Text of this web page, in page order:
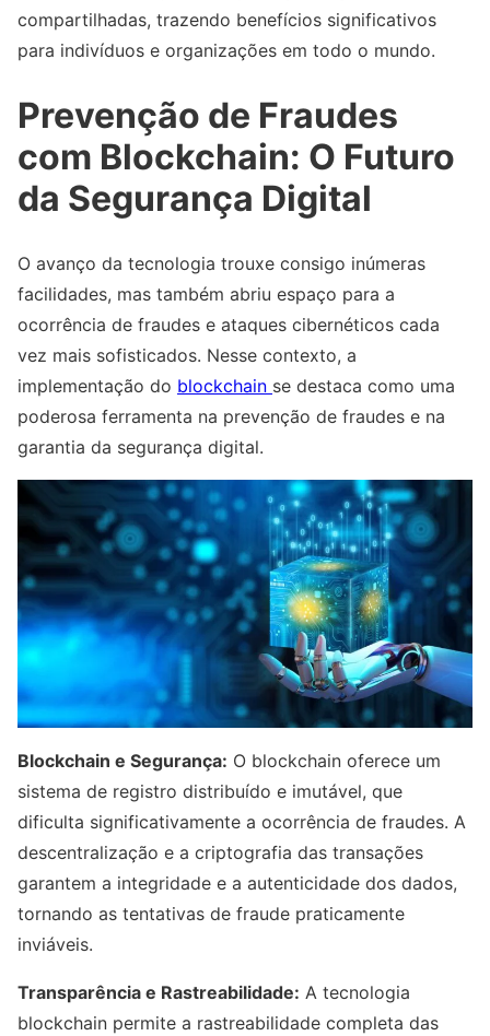
compartilhadas, trazendo benefícios significativos
para indivíduos e organizações em todo o mundo.
Prevenção de Fraudes
com Blockchain: O Futuro
da Segurança Digital
O avanço da tecnologia trouxe consigo inúmeras
facilidades, mas também abriu espaço para a
ocorrência de fraudes e ataques cibernéticos cada
vez mais sofisticados. Nesse contexto, a
implementação do blockchain se destaca como uma
poderosa ferramenta na prevenção de fraudes e na
garantia da segurança digital.
Blockchain e Segurança: O blockchain oferece um
sistema de registro distribuído e imutável, que
dificulta significativamente a ocorrência de fraudes. A
descentralização e a criptografia das transações
garantem a integridade e a autenticidade dos dados,
tornando as tentativas de fraude praticamente
inviáveis.
Transparência e Rastreabilidade: A tecnologia
blockchain permite a rastreabilidade completa das